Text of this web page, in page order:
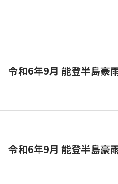
令和6年9月 能登半島豪
令和6年9月 能登半島豪雨